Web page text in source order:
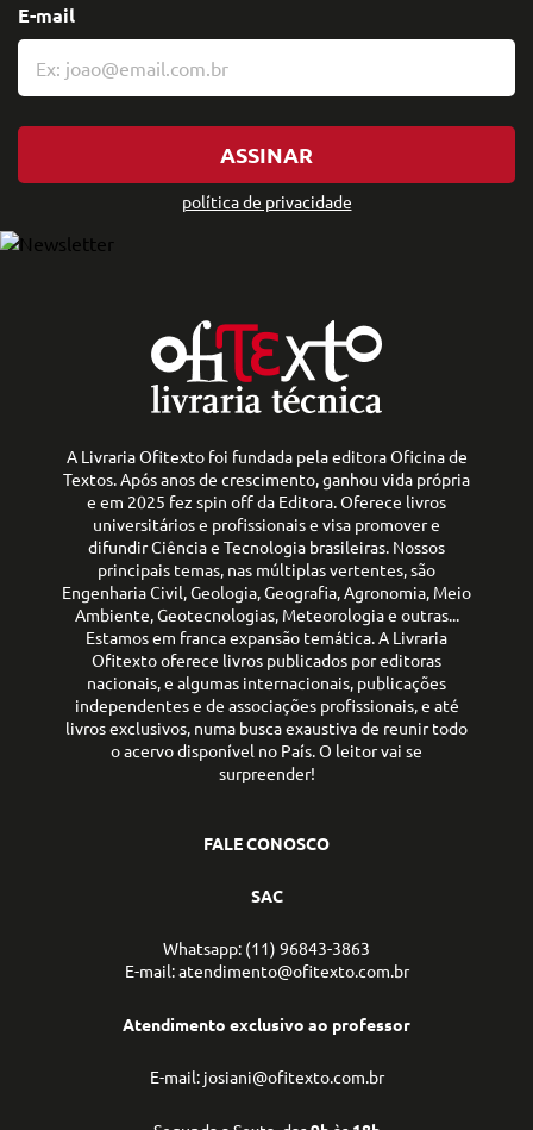
política de privacidade
E-mail
ASSINAR
A Livraria Ofitexto foi fundada pela editora Oficina de
Textos. Após anos de crescimento, ganhou vida própria
e em 2025 fez spin off da Editora. Oferece livros
universitários e profissionais e visa promover e
difundir Ciência e Tecnologia brasileiras. Nossos
principais temas, nas múltiplas vertentes, são
Engenharia Civil, Geologia, Geografia, Agronomia, Meio
Ambiente, Geotecnologias, Meteorologia e outras...
Estamos em franca expansão temática. A Livraria
Ofitexto oferece livros publicados por editoras
nacionais, e algumas internacionais, publicações
independentes e de associações profissionais, e até
livros exclusivos, numa busca exaustiva de reunir todo
o acervo disponível no País. O leitor vai se
surpreender!
FALE CONOSCO
SAC
Whatsapp: (11) 96843-3863
E-mail: atendimento@ofitexto.com.br
Atendimento exclusivo ao professor
E-mail: josiani@ofitexto.com.br